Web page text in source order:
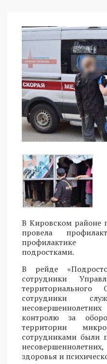
В Кировском районе
провела
профилактике
подростками.
В рейде
сотрудники
сотрудники
контролю за
территории
сотрудниками были
здоровья и